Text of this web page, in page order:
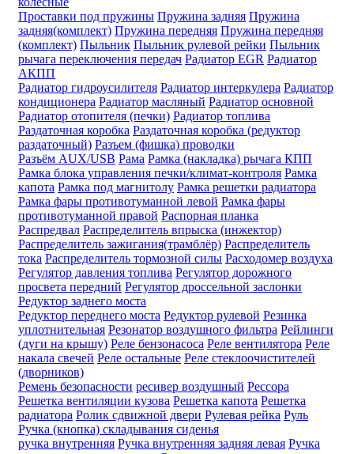
Проставки под пружины Пружина задняя Пружина
задняя(комплект) Пружина передняя Пружина передняя
(комплект) Пыльник Пыльник рулевой рейки Пыльник
рычага переключения передач Радиатор EGR Радиатор
АКПП
Радиатор гидроусилителя Радиатор интеркулера Радиатор
кондиционера Радиатор масляный Радиатор основной
Радиатор отопителя (печки) Радиатор топлива
Раздаточная коробка Раздаточная коробка (редуктор
раздаточный) Разъем (фишка) проводки
Разъём AUX/USB Рама Рамка (накладка) рычага КПП
Рамка блока управления печки/климат-контроля Рамка
капота Рамка под магнитолу Рамка решетки радиатора
Рамка фары противотуманной левой Рамка фары
противотуманной правой Распорная планка
Распредвал Распределитель впрыска (инжектор)
Распределитель зажигания(трамблёр) Распределитель
тока Распределитель тормозной силы Расходомер воздуха
Регулятор давления топлива Регулятор дорожного
просвета передний Регулятор дроссельной заслонки
Редуктор заднего моста
Редуктор переднего моста Редуктор рулевой Резинка
уплотнительная Резонатор воздушного фильтра Рейлинги
(дуги на крышу) Реле бензонасоса Реле вентилятора Реле
накала свечей Реле остальные Реле стеклоочистителей
(дворников)
Ремень безопасности ресивер воздушный Рессора
Решетка вентиляции кузова Решетка капота Решетка
радиатора Ролик сдвижной двери Рулевая рейка Руль
Ручка (кнопка) складывания сиденья
ручка внутренняя Ручка внутренняя задняя левая Ручка